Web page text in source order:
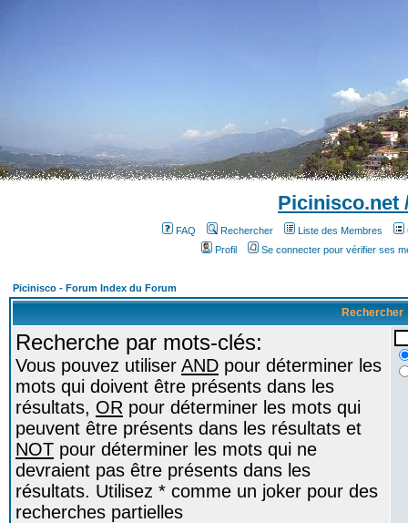
Picinisco.net
FAQ Rechercher Liste des Membres
Profil
Se connecter pour vérifier ses
Picinisco - Forum Index du Forum
Rechercher
Recherche par mots-clés:
Vous pouvez utiliser AND pour déterminer les
mots qui doivent être présents dans les
résultats, OR pour déterminer les mots qui
peuvent être présents dans les résultats et
NOT pour déterminer les mots qui ne
devraient pas être présents dans les
résultats. Utilisez * comme un joker pour des
recherches partielles